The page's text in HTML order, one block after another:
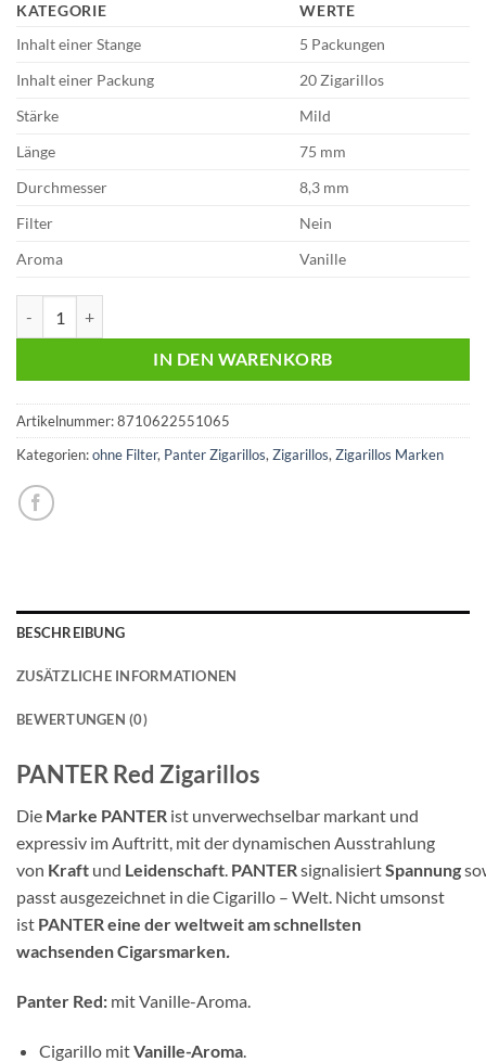
KATEGORIE
WERTE
Inhalt einer Stange
5 Packungen
Inhalt einer Packung
20 Zigarillos
Stärke
Mild
Länge
75 mm
Durchmesser
8,3 mm
Filter
Nein
Aroma
Vanille
IN DEN WARENKORB
Artikelnummer:8710622551065
Kategorien:ohne Filter, Panter Zigarillos, Zigarillos, Zigarillos Marken
BESCHREIBUNG
ZUSÄTZLICHE INFORMATIONEN
BEWERTUNGEN (0)
PANTER Red Zigarillos
Die Marke PANTER ist unverwechselbar markant und
expressiv im Auftritt, mit der dynamischen Ausstrahlung
von Kraft und Leidenschaft. PANTERsignalisiertSpannung
passt ausgezeichnet in die Cigarillo – Welt. Nicht umsonst
ist PANTER eine der weltweit am schnellsten
wachsenden Cigarsmarken.
Panter Red: mit Vanille-Aroma.
Cigarillo mitVanille-Aroma.